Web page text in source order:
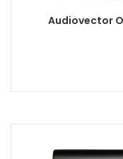
Audiovector